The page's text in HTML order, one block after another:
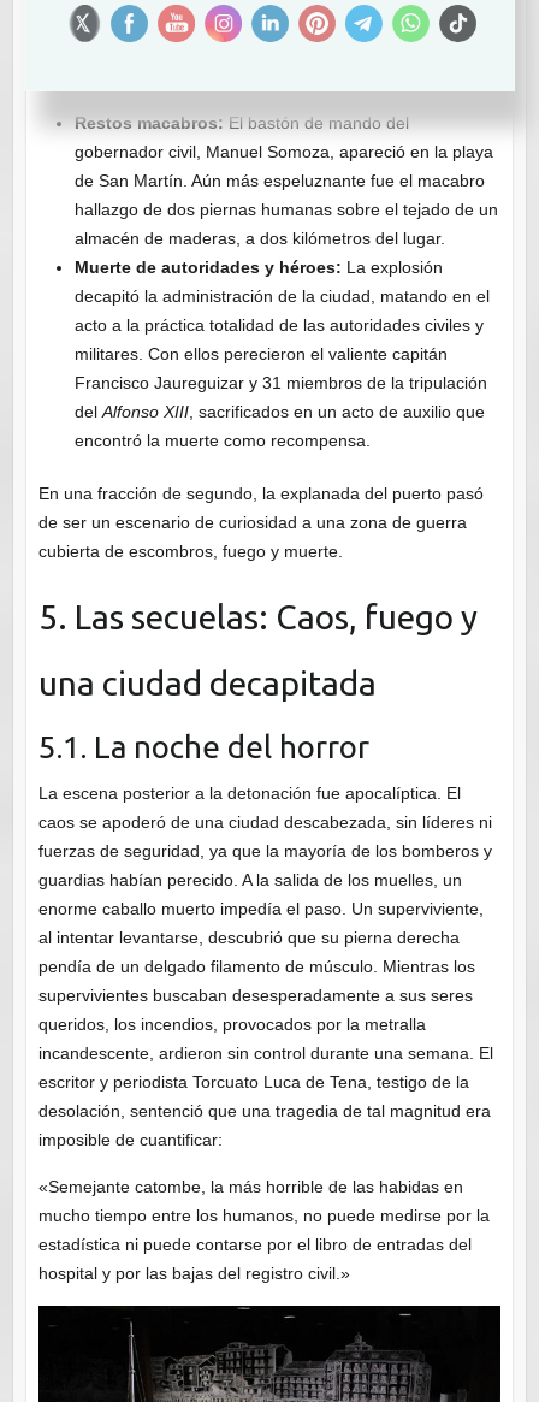
kilómetros de distancia.
Vigas en la Catedral: Unas 60 vigas de 300 kg cada
la catedral, situada a más de 200 metros.
Restos macabros: El bastón de mando del
gobernador civil, Manuel Somoza, apareció en la playa
de San Martín. Aún más espeluznante fue el macabro
hallazgo de dos piernas humanas sobre el tejado de un
almacén de maderas, a dos kilómetros del lugar.
Muerte de autoridades y héroes: La explosión
decapitó la administración de la ciudad, matando en el
acto a la práctica totalidad de las autoridades civiles y
militares. Con ellos perecieron el valiente capitán
Francisco Jaureguizar y 31 miembros de la tripulación
del Alfonso XIII, sacrificados en un acto de auxilio que
encontró la muerte como recompensa.
En una fracción de segundo, la explanada del puerto pasó
de ser un escenario de curiosidad a una zona de guerra
cubierta de escombros, fuego y muerte.
5. Las secuelas: Caos, fuego y
una ciudad decapitada
5.1. La noche del horror
La escena posterior a la detonación fue apocalíptica. El
caos se apoderó de una ciudad descabezada, sin líderes ni
fuerzas de seguridad, ya que la mayoría de los bomberos y
guardias habían perecido. A la salida de los muelles, un
enorme caballo muerto impedía el paso. Un superviviente,
al intentar levantarse, descubrió que su pierna derecha
pendía de un delgado filamento de músculo. Mientras los
supervivientes buscaban desesperadamente a sus seres
queridos, los incendios, provocados por la metralla
incandescente, ardieron sin control durante una semana. El
escritor y periodista Torcuato Luca de Tena, testigo de la
desolación, sentenció que una tragedia de tal magnitud era
imposible de cuantificar:
«Semejante catombe, la más horrible de las habidas en
mucho tiempo entre los humanos, no puede medirse por la
estadística ni puede contarse por el libro de entradas del
hospital y por las bajas del registro civil.»